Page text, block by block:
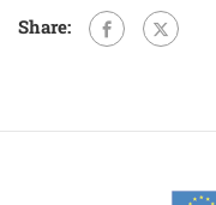
Share: